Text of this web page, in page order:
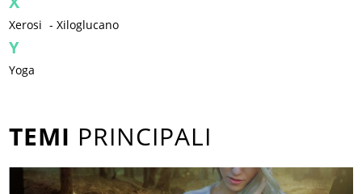
Xerosi -Xiloglucano
Y
Yoga
TEMI PRINCIPALI